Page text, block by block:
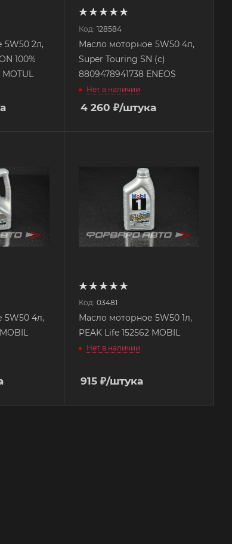
2л,
100%
Код: 128584
Масло моторное 5W50 4л,
Super Touring SN (с)
8809478941738 ENEOS
Нет в наличии
4 260 ₽/штука
5W50 4л,
Код: 03481
Масло моторное 5W50 1л,
PEAK Life 152562 MOBIL
Нет в наличии
915₽/штука